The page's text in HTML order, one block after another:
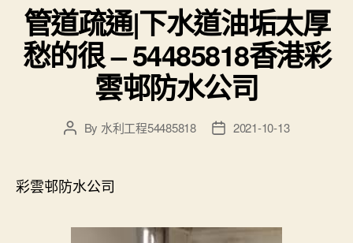
管道疏通|下水道油垢太厚
愁的很 – 54485818香港彩
雲邨防水公司
PostBy 水利工程54485818
Post2021-10-13
彩雲邨防水公司